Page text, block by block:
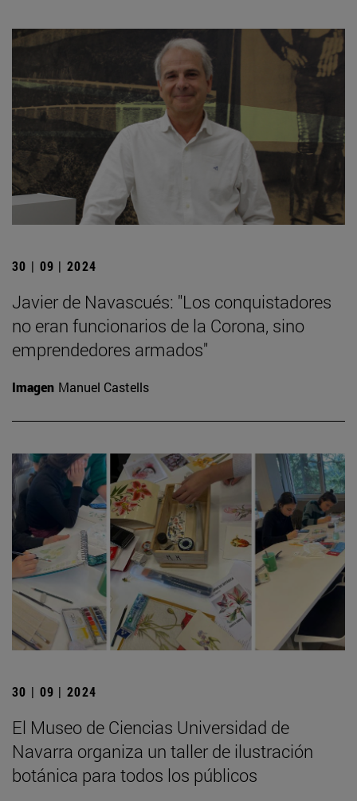
30 | 09 | 2024
Javier de Navascués: "Los conquistadores
no eran funcionarios de la Corona, sino
emprendedores armados"
Imagen Manuel Castells
30 | 09 | 2024
El Museo de Ciencias Universidad de
Navarra organiza un taller de ilustración
botánica para todos los públicos